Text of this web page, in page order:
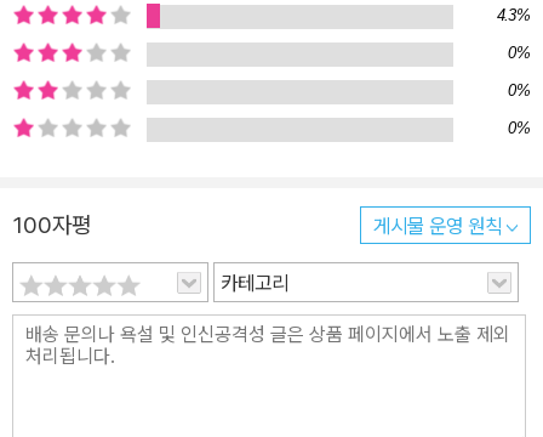
그렇다면 아이의 사회성을 어떻게 키워줄 수 있을까? 저자는 사회성
을 마치 퍼즐처럼 11개의 조각으로 나누어 설명한다. 자아를 지키고
표현하는 5가지 역량, 관계를 만들고 유지하는 6가지 가치가 바로 그
것이다. 지금 당장 책의 앞부분에 수록된 연령별 사회성 체크리스트
로 우리 아이의 사회성 수준을 점검해보자. 그리고 아이에게 가장 필
자기 표현법, 대화의 기술, 갈등 해결 노하우 등을 하나씩 익혀나가다
보면 어느새 자신감을 갖고 친구에게 다가가는, 사회성 만렙에 도달
한 아이를 발견하게 될 것이다. 20년간 미국 유․초등 교실에 직접 적
용한 검증된 ‘사회정서 교육법’ 국내 최초 소개! 미국을 비롯해 영국,
캐나다, 호주, 일본, 싱가포르 등의 교육 선진국들은 벌써 20여 년 전
4.3%
0%
0%
0%
100자평 게시물 운영 원칙
카테고리